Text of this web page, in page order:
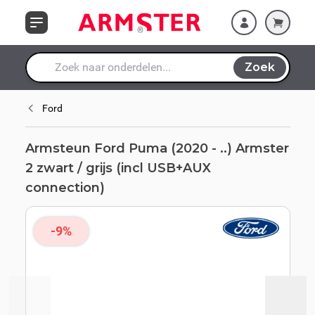
Waar ben je naar op zoek?
Zoek
grijs (incl USB+AUX
connection)
Ford
Armsteun Ford Puma (2020 - ..) Armster
2 zwart / grijs (incl USB+AUX
connection)
-9%